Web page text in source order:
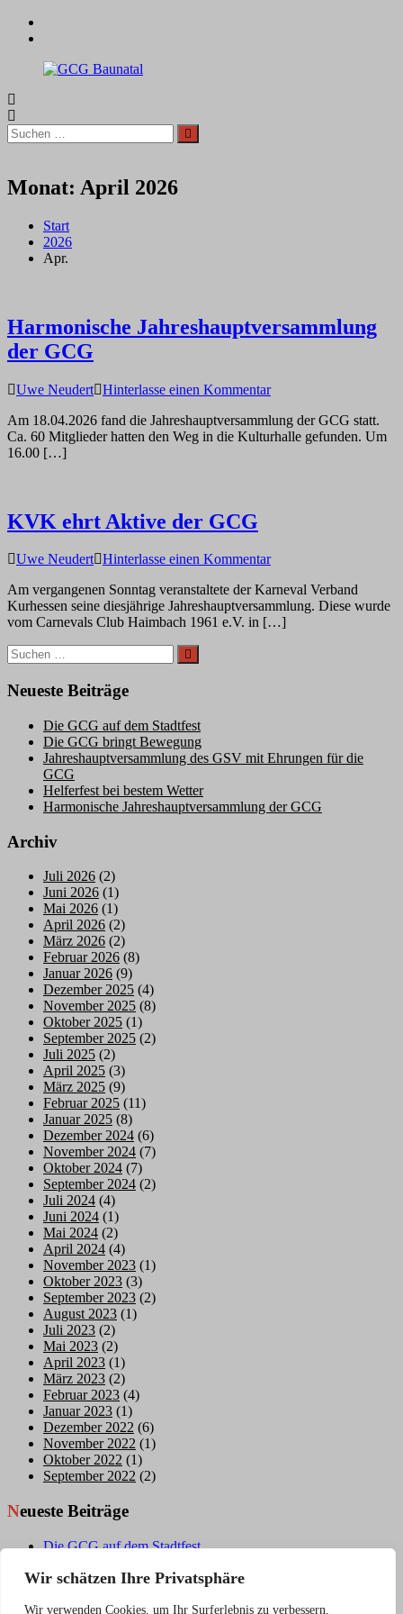
Wir schätzen Ihre Privatsphäre
Wir verwenden Cookies, um Ihr Surferlebnis zu verbessern,
Zum
Inhalt
GCG
Baunatal
Suchen
nach:
Suchen
Monat: April 2026
Start
2026
Apr.
Harmonische Jahreshauptversammlung
der GCG
Uwe Neudert Hinterlasse einen Kommentarauf
der
Am 18.04.2026 fand die Jahreshauptversammlung der GCG statt.
Ca. 60 Mitglieder hatten den Weg in die Kulturhalle gefunden. Um
16.00 […]
KVK ehrt Aktive der GCG
Uwe Neudert Hinterlasse einen Kommentarauf
ehrt
Aktive
der
Am vergangenen Sonntag veranstaltete der Karneval Verband
Kurhessen seine diesjährige Jahreshauptversammlung. Diese wurde
vom Carnevals Club Haimbach 1961 e.V. in […]
Suchen
nach:
Suchen
Neueste Beiträge
Die GCG auf dem Stadtfest
Die GCG bringt Bewegung
Jahreshauptversammlung des GSV mit Ehrungen für die
GCG
Helferfest bei bestem Wetter
Harmonische Jahreshauptversammlung der GCG
Archiv
Juli 2026 (2)
Juni 2026 (1)
Mai 2026 (1)
April 2026 (2)
März 2026 (2)
Februar 2026 (8)
Januar 2026 (9)
Dezember 2025 (4)
November 2025 (8)
Oktober 2025 (1)
September 2025 (2)
Juli 2025 (2)
April 2025 (3)
März 2025 (9)
Februar 2025 (11)
Januar 2025 (8)
Dezember 2024 (6)
November 2024 (7)
Oktober 2024 (7)
September 2024 (2)
Juli 2024 (4)
Juni 2024 (1)
Mai 2024 (2)
April 2024 (4)
November 2023 (1)
Oktober 2023 (3)
September 2023 (2)
August 2023 (1)
Juli 2023 (2)
Mai 2023 (2)
April 2023 (1)
März 2023 (2)
Februar 2023 (4)
Januar 2023 (1)
Dezember 2022 (6)
November 2022 (1)
Oktober 2022 (1)
September 2022 (2)
Neueste Beiträge
Die GCG auf dem Stadtfest
Jahreshauptversammlung des GSV mit Ehrungen für die